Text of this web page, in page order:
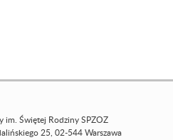
im. Świętej Rodziny SPZOZ
25, 02-544 Warszawa